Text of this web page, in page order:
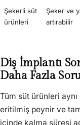
Şekerli süt
ürünleri
Şeker ve
artırabilir
Diş İmplantı
Daha Fazla
Tüm süt ürünleri
eritilmiş peynir ve
içinde kalma süresi